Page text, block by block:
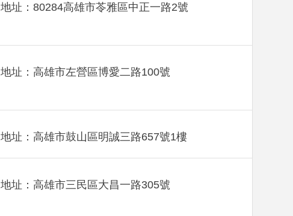
地址：80284高雄市苓雅區中正一路2號
地址：高雄市左營區博愛二路100號
地址：高雄市鼓山區明誠三路657號1樓
地址：高雄市三民區大昌一路305號